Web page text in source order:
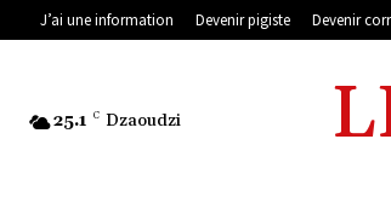
J’ai une information Devenir pigiste Devenir
25.1 C Dzaoudzi